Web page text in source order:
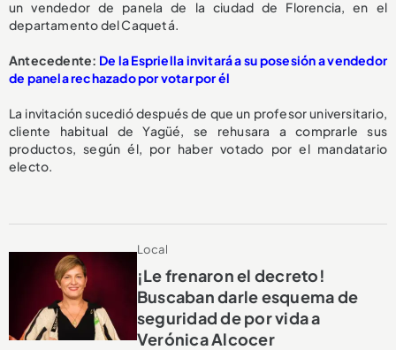
un vendedor de panela de la ciudad de Florencia, en el
departamento del Caquetá.
Antecedente: De la Espriella invitará a su posesión a vendedor
de panela rechazado por votar por él
La invitación sucedió después de que un profesor universitario,
cliente habitual de Yagüé, se rehusara a comprarle sus
productos, según él, por haber votado por el mandatario
electo.
Local
¡Le frenaron el decreto!
Buscaban darle esquema de
seguridad de por vida a
Verónica Alcocer